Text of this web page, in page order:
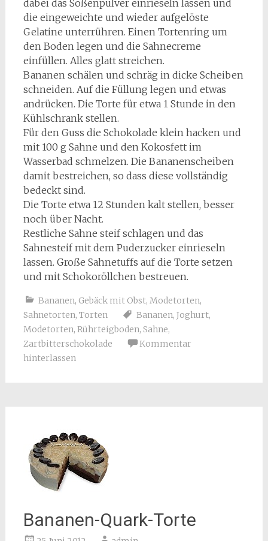
dabei das Soßenpulver einrieseln lassen und
die eingeweichte und wieder aufgelöste
Gelatine unterrühren. Einen Tortenring um
den Boden legen und die Sahnecreme
einfüllen. Alles glatt streichen.
Bananen schälen und schräg in dicke Scheiben
schneiden. Auf die Füllung legen und etwas
andrücken. Die Torte für etwa 1 Stunde in den
Kühlschrank stellen.
Für den Guss die Schokolade klein hacken und
mit 100 g Sahne und den Kokosfett im
Wasserbad schmelzen. Die Bananenscheiben
damit bestreichen, so dass diese vollständig
bedeckt sind.
Die Torte etwa 12 Stunden kalt stellen, besser
noch über Nacht.
Restliche Sahne steif schlagen und das
Sahnesteif mit dem Puderzucker einrieseln
lassen. Große Sahnetuffs auf die Torte setzen
und mit Schokoröllchen bestreuen.
Bananen, Gebäck mit Obst, Modetorten,
Sahnetorten, Torten Bananen, Joghurt,
Modetorten, Rührteigboden, Sahne,
Zartbitterschokolade
Kommentar
hinterlassen
Bananen-Quark-Torte